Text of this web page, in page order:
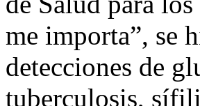
me importa”, se
detecciones de
tuberculosis,